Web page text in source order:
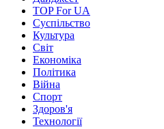
TOP For UA
Суспiльство
Культура
Світ
Економіка
Політика
Війна
Спорт
Здоров'я
Технології